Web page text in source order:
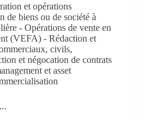
et opérations
de biens ou de société à
- Opérations de vente en
(VEFA) - Rédaction et
civils,
et négocation de contrats
et asset